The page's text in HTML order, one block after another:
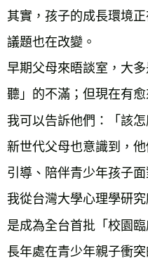
其實，孩子的成長環境
議題也在改變。
早期父母來晤談室，大
聽」的不滿；但現在有
我可以告訴他們：「該
新世代父母也意識到，
引導、陪伴青少年孩子
我從台灣大學心理學研
是成為全台首批「校園
長年處在青少年親子衝